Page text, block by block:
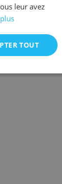
leur avez
TOUT